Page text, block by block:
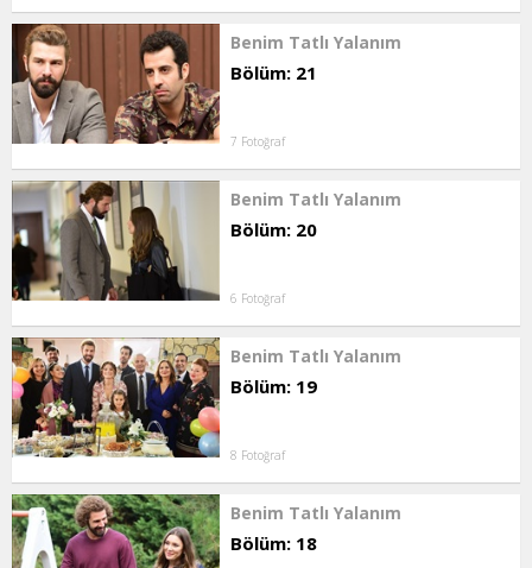
Benim Tatlı Yalanım
Bölüm: 21
7 Fotoğraf
Benim Tatlı Yalanım
Bölüm: 20
6 Fotoğraf
Benim Tatlı Yalanım
Bölüm: 19
8 Fotoğraf
Benim Tatlı Yalanım
Bölüm: 18